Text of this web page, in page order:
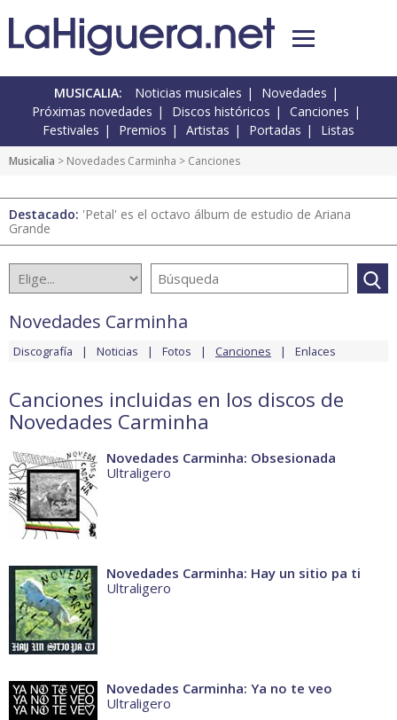
MUSICALIA: Noticias musicales
Novedades
Próximas novedades
Discos históricos
Canciones
Festivales
Premios Artistas Portadas Listas
Musicalia > Novedades Carminha > Canciones
Destacado: 'Petal' es el octavo álbum de estudio de Ariana
Grande
Novedades Carminha
Discografía Noticias Fotos Canciones Enlaces
Canciones incluidas en los discos de
Novedades Carminha
Novedades Carminha: Obsesionada
Ultraligero
Novedades Carminha: Hay un sitio pa ti
Ultraligero
Novedades Carminha: Ya no te veo
Ultraligero